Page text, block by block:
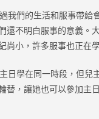
我們的生活和服事帶給
還不明白服事的意義。
尚小，許多服事也正在
日學在同一時段，但兒
替，讓她也可以參加主